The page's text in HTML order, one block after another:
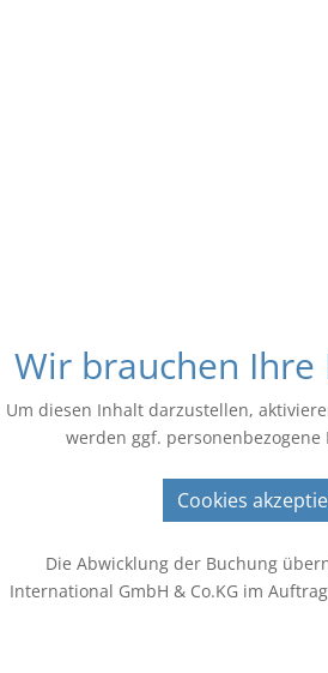
Wir brauchen Ihre
Um diesen Inhalt darzustellen,
werden ggf.
Cookies
Die Abwicklung der Buchung
International GmbH & Co.KG im